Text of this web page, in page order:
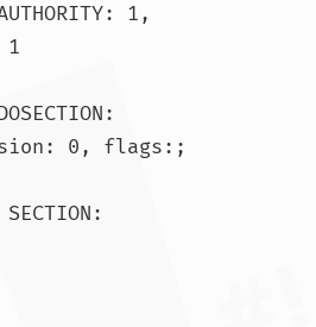
1,
1
0, flags:;